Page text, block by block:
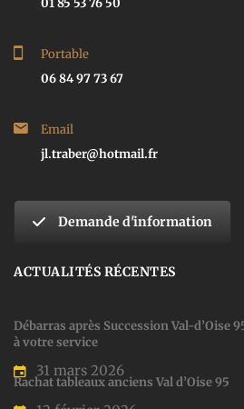
01 85 53 76 50
Portable
06 84 97 73 67
Email
jl.traber@hotmail.fr
Demande d'information
ACTUALITÉS RÉCENTES
Débarras après Succession Val-d’Oise
à votre service
31 mars 2026
Rachat tableaux anciens Val d’Oise 95